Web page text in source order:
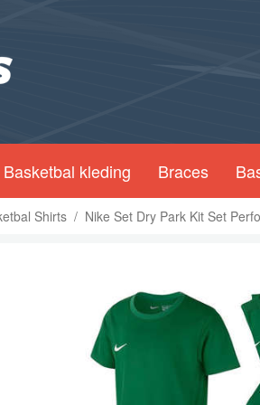
Basketbal kleding Braces
Shirts / Nike Set Dry Park Kit Set